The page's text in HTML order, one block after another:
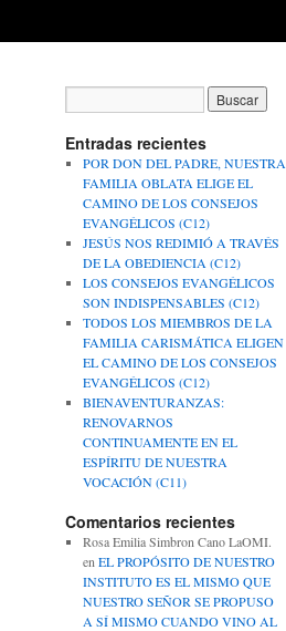
Entradas recientes
POR DON DEL PADRE, NUESTRA
FAMILIA OBLATA ELIGE EL
CAMINO DE LOS CONSEJOS
EVANGÉLICOS (C12)
JESÚS NOS REDIMIÓ A TRAVÉS
DE LA OBEDIENCIA (C12)
LOS CONSEJOS EVANGÉLICOS
SON INDISPENSABLES (C12)
TODOS LOS MIEMBROS DE LA
FAMILIA CARISMÁTICA ELIGEN
EL CAMINO DE LOS CONSEJOS
EVANGÉLICOS (C12)
BIENAVENTURANZAS:
RENOVARNOS
CONTINUAMENTE EN EL
ESPÍRITU DE NUESTRA
VOCACIÓN (C11)
Comentarios recientes
Rosa Emilia Simbron Cano LaOMI.
en EL PROPÓSITO DE NUESTRO
INSTITUTO ES EL MISMO QUE
NUESTRO SEÑOR SE PROPUSO
A SÍ MISMO CUANDO VINO AL